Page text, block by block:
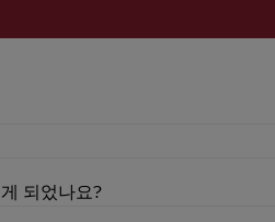
되었나요?
되었나요?